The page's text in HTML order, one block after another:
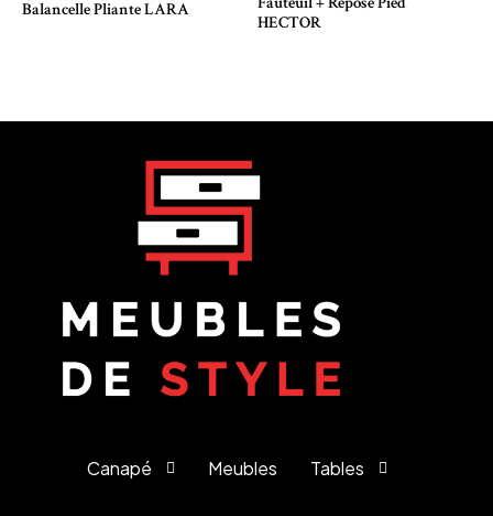
Balancelle Pliante LARA
HECTOR
Canapé Meubles Tables